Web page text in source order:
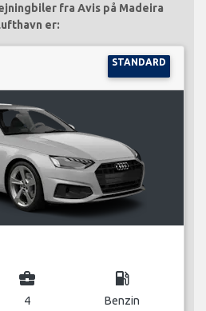
fra Avis på Madeira
er:
STANDARD
business_center
4
local_gas_station
Benzin